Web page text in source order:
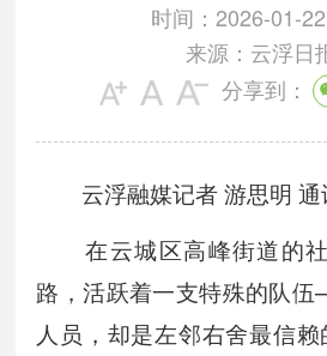
时间：2026-01-
来源：云浮日
分享到：
云浮融媒记者 游思明 通
在云城区高峰街道的社
路，活跃着一支特殊的队
人员，却是左邻右舍最信赖